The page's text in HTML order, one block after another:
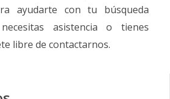
ayudarte con tu búsqueda
asistencia o tienes
libre de contactarnos.